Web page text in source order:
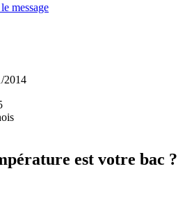
message
2014
est votre bac ?